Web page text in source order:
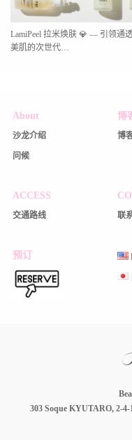
LamiPeel 拉米焕肤 💎 — 引领通
美肌的次世代…
About
沙龙介绍
问候
博
博
ACCESS
交通路线 联
预订
303 Soque KYUTARO, 2-